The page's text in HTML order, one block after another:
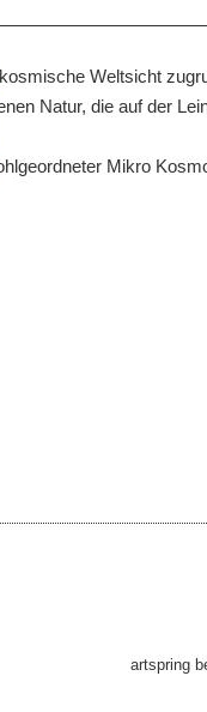
Weltsicht
Natur, die auf der
Mikro
artspring